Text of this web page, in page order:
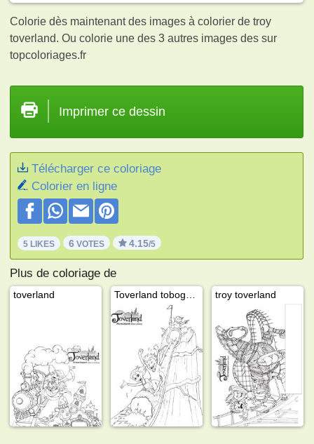
Colorie dès maintenant des images à colorier de troy
toverland. Ou colorie une des 3 autres images dessur
topcoloriages.fr
Imprimer ce dessin
Télécharger ce coloriage
Colorier en ligne
5 LIKES 6 VOTES 4.15/5
Plus de coloriage de
toverland troy toverland